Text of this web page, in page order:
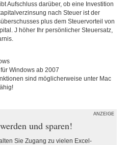
Aufschluss darüber, ob eine Investition
nach Steuer ist der
plus dem Steuervorteil von
J höher Ihr persönlicher Steuersatz,
Windows ab 2007
sind möglicherweise unter Mac
ANZEIGE
und sparen!
Sie Zugang zu vielen Excel-